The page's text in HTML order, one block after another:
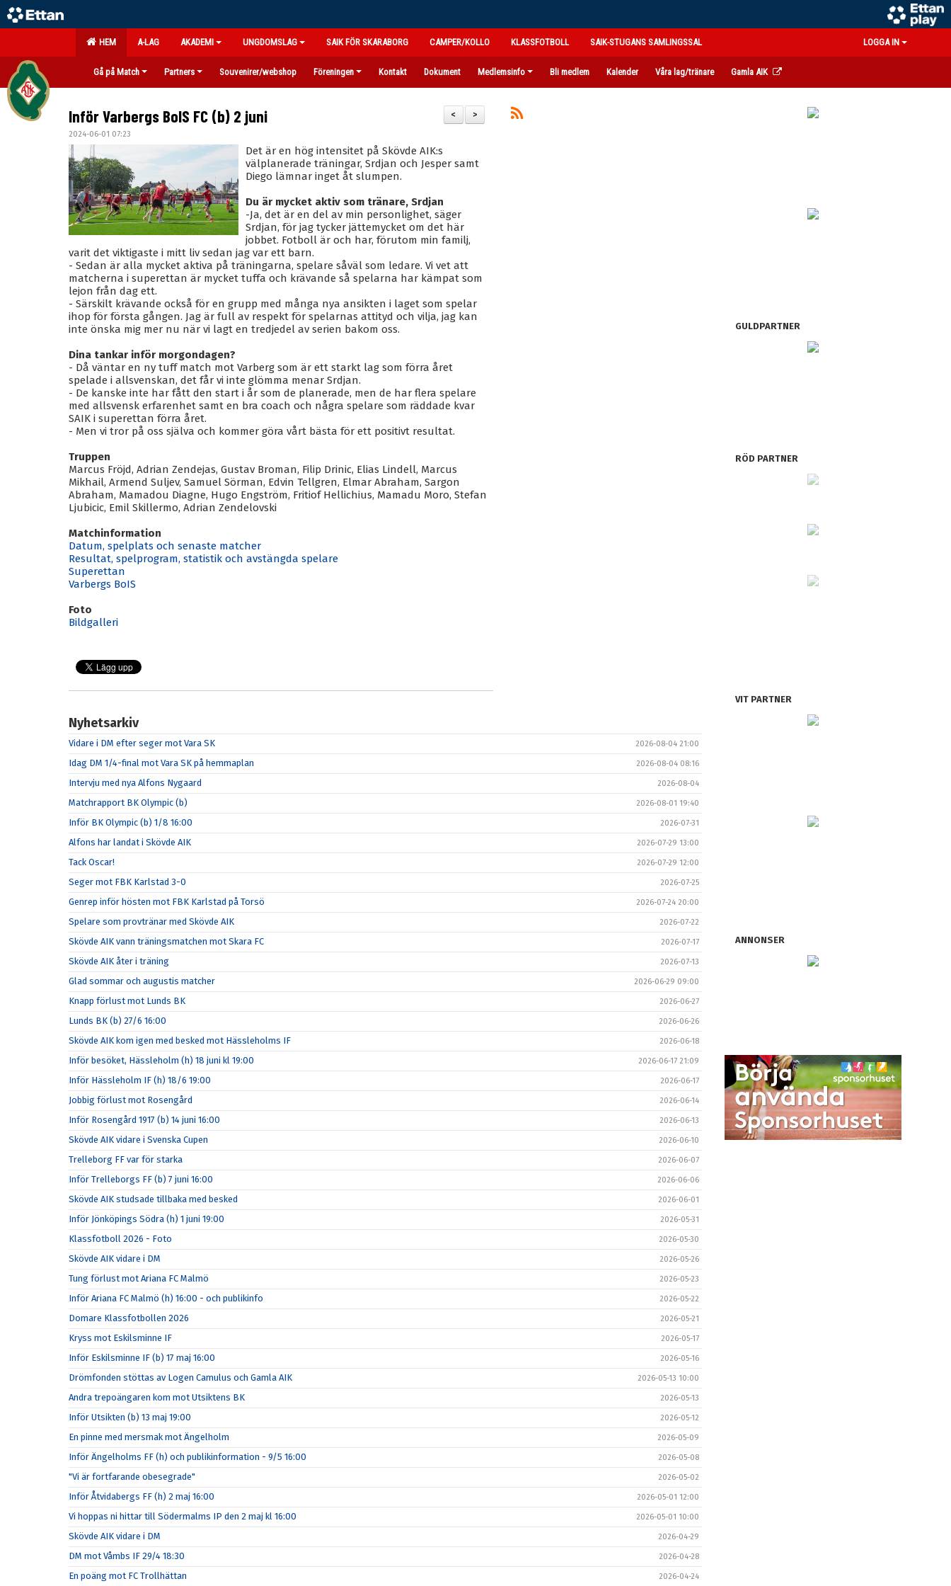
HEM A-LAG AKADEMI UNGDOMSLAG SAIK FÖR SKARABORG CAMPER/KOLLO KLASSFOTBOLL SAIK-STUGANS SAMLINGSSAL LOGGA IN
Gå på Match Partners Souvenirer/webshop Föreningen Kontakt Dokument Medlemsinfo Bli medlem Kalender Våra lag/tränare Gamla AIK
>
<
Inför Varbergs BoIS FC (b) 2 juni
2024-06-01 07:23
Det är en hög intensitet på Skövde AIK:s
välplanerade träningar, Srdjan och Jesper samt
Diego lämnar inget åt slumpen.
Du är mycket aktiv som tränare, Srdjan
-Ja, det är en del av min personlighet, säger
Srdjan, för jag tycker jättemycket om det här
jobbet. Fotboll är och har, förutom min familj,
varit det viktigaste i mitt liv sedan jag var ett barn.
- Sedan är alla mycket aktiva på träningarna, spelare såväl som ledare. Vi vet att
matcherna i superettan är mycket tuffa och krävande så spelarna har kämpat som
lejon från dag ett.
- Särskilt krävande också för en grupp med många nya ansikten i laget som spelar
ihop för första gången. Jag är full av respekt för spelarnas attityd och vilja, jag kan
inte önska mig mer nu när vi lagt en tredjedel av serien bakom oss.
Dina tankar inför morgondagen?
- Då väntar en ny tuff match mot Varberg som är ett starkt lag som förra året
spelade i allsvenskan, det får vi inte glömma menar Srdjan.
- De kanske inte har fått den start i år som de planerade, men de har flera spelare
med allsvensk erfarenhet samt en bra coach och några spelare som räddade kvar
SAIK i superettan förra året.
- Men vi tror på oss själva och kommer göra vårt bästa för ett positivt resultat.
Truppen
Marcus Fröjd, Adrian Zendejas, Gustav Broman, Filip Drinic, Elias Lindell, Marcus
Mikhail, Armend Suljev, Samuel Sörman, Edvin Tellgren, Elmar Abraham, Sargon
Abraham, Mamadou Diagne, Hugo Engström, Fritiof Hellichius, Mamadu Moro, Stefan
Ljubicic, Emil Skillermo, Adrian Zendelovski
Matchinformation
Datum, spelplats och senaste matcher
Resultat, spelprogram, statistik och avstängda spelare
Superettan
Varbergs BoIS
Foto
Bildgalleri
Nyhetsarkiv
Vidare i DM efter seger mot Vara SK 2026-08-04 21:00
Idag DM 1/4-final mot Vara SK på hemmaplan 2026-08-04 08:16
Intervju med nya Alfons Nygaard 2026-08-04
Matchrapport BK Olympic (b) 2026-08-01 19:40
Inför BK Olympic (b) 1/8 16:00 2026-07-31
Alfons har landat i Skövde AIK 2026-07-29 13:00
Tack Oscar! 2026-07-29 12:00
Seger mot FBK Karlstad 3-0 2026-07-25
Genrep inför hösten mot FBK Karlstad på Torsö 2026-07-24 20:00
Spelare som provtränar med Skövde AIK 2026-07-22
Skövde AIK vann träningsmatchen mot Skara FC 2026-07-17
Skövde AIK åter i träning 2026-07-13
Glad sommar och augustis matcher 2026-06-29 09:00
Knapp förlust mot Lunds BK 2026-06-27
Lunds BK (b) 27/6 16:00 2026-06-26
Skövde AIK kom igen med besked mot Hässleholms IF 2026-06-18
Inför besöket, Hässleholm (h) 18 juni kl 19:00 2026-06-17 21:09
Inför Hässleholm IF (h) 18/6 19:00 2026-06-17
Jobbig förlust mot Rosengård 2026-06-14
Inför Rosengård 1917 (b) 14 juni 16:00 2026-06-13
Skövde AIK vidare i Svenska Cupen 2026-06-10
Trelleborg FF var för starka 2026-06-07
Inför Trelleborgs FF (b) 7 juni 16:00 2026-06-06
Skövde AIK studsade tillbaka med besked 2026-06-01
Inför Jönköpings Södra (h) 1 juni 19:00 2026-05-31
Klassfotboll 2026 - Foto 2026-05-30
Skövde AIK vidare i DM 2026-05-26
Tung förlust mot Ariana FC Malmö 2026-05-23
Inför Ariana FC Malmö (h) 16:00 - och publikinfo 2026-05-22
Domare Klassfotbollen 2026 2026-05-21
Kryss mot Eskilsminne IF 2026-05-17
Inför Eskilsminne IF (b) 17 maj 16:00 2026-05-16
Drömfonden stöttas av Logen Camulus och Gamla AIK 2026-05-13 10:00
Andra trepoängaren kom mot Utsiktens BK 2026-05-13
Inför Utsikten (b) 13 maj 19:00 2026-05-12
En pinne med mersmak mot Ängelholm 2026-05-09
Inför Ängelholms FF (h) och publikinformation - 9/5 16:00 2026-05-08
"Vi är fortfarande obesegrade" 2026-05-02
Inför Åtvidabergs FF (h) 2 maj 16:00 2026-05-01 12:00
Vi hoppas ni hittar till Södermalms IP den 2 maj kl 16:00 2026-05-01 10:00
Skövde AIK vidare i DM 2026-04-29
DM mot Våmbs IF 29/4 18:30 2026-04-28
En poäng mot FC Trollhättan 2026-04-24
GULDPARTNER
RÖD PARTNER
VIT PARTNER
ANNONSER